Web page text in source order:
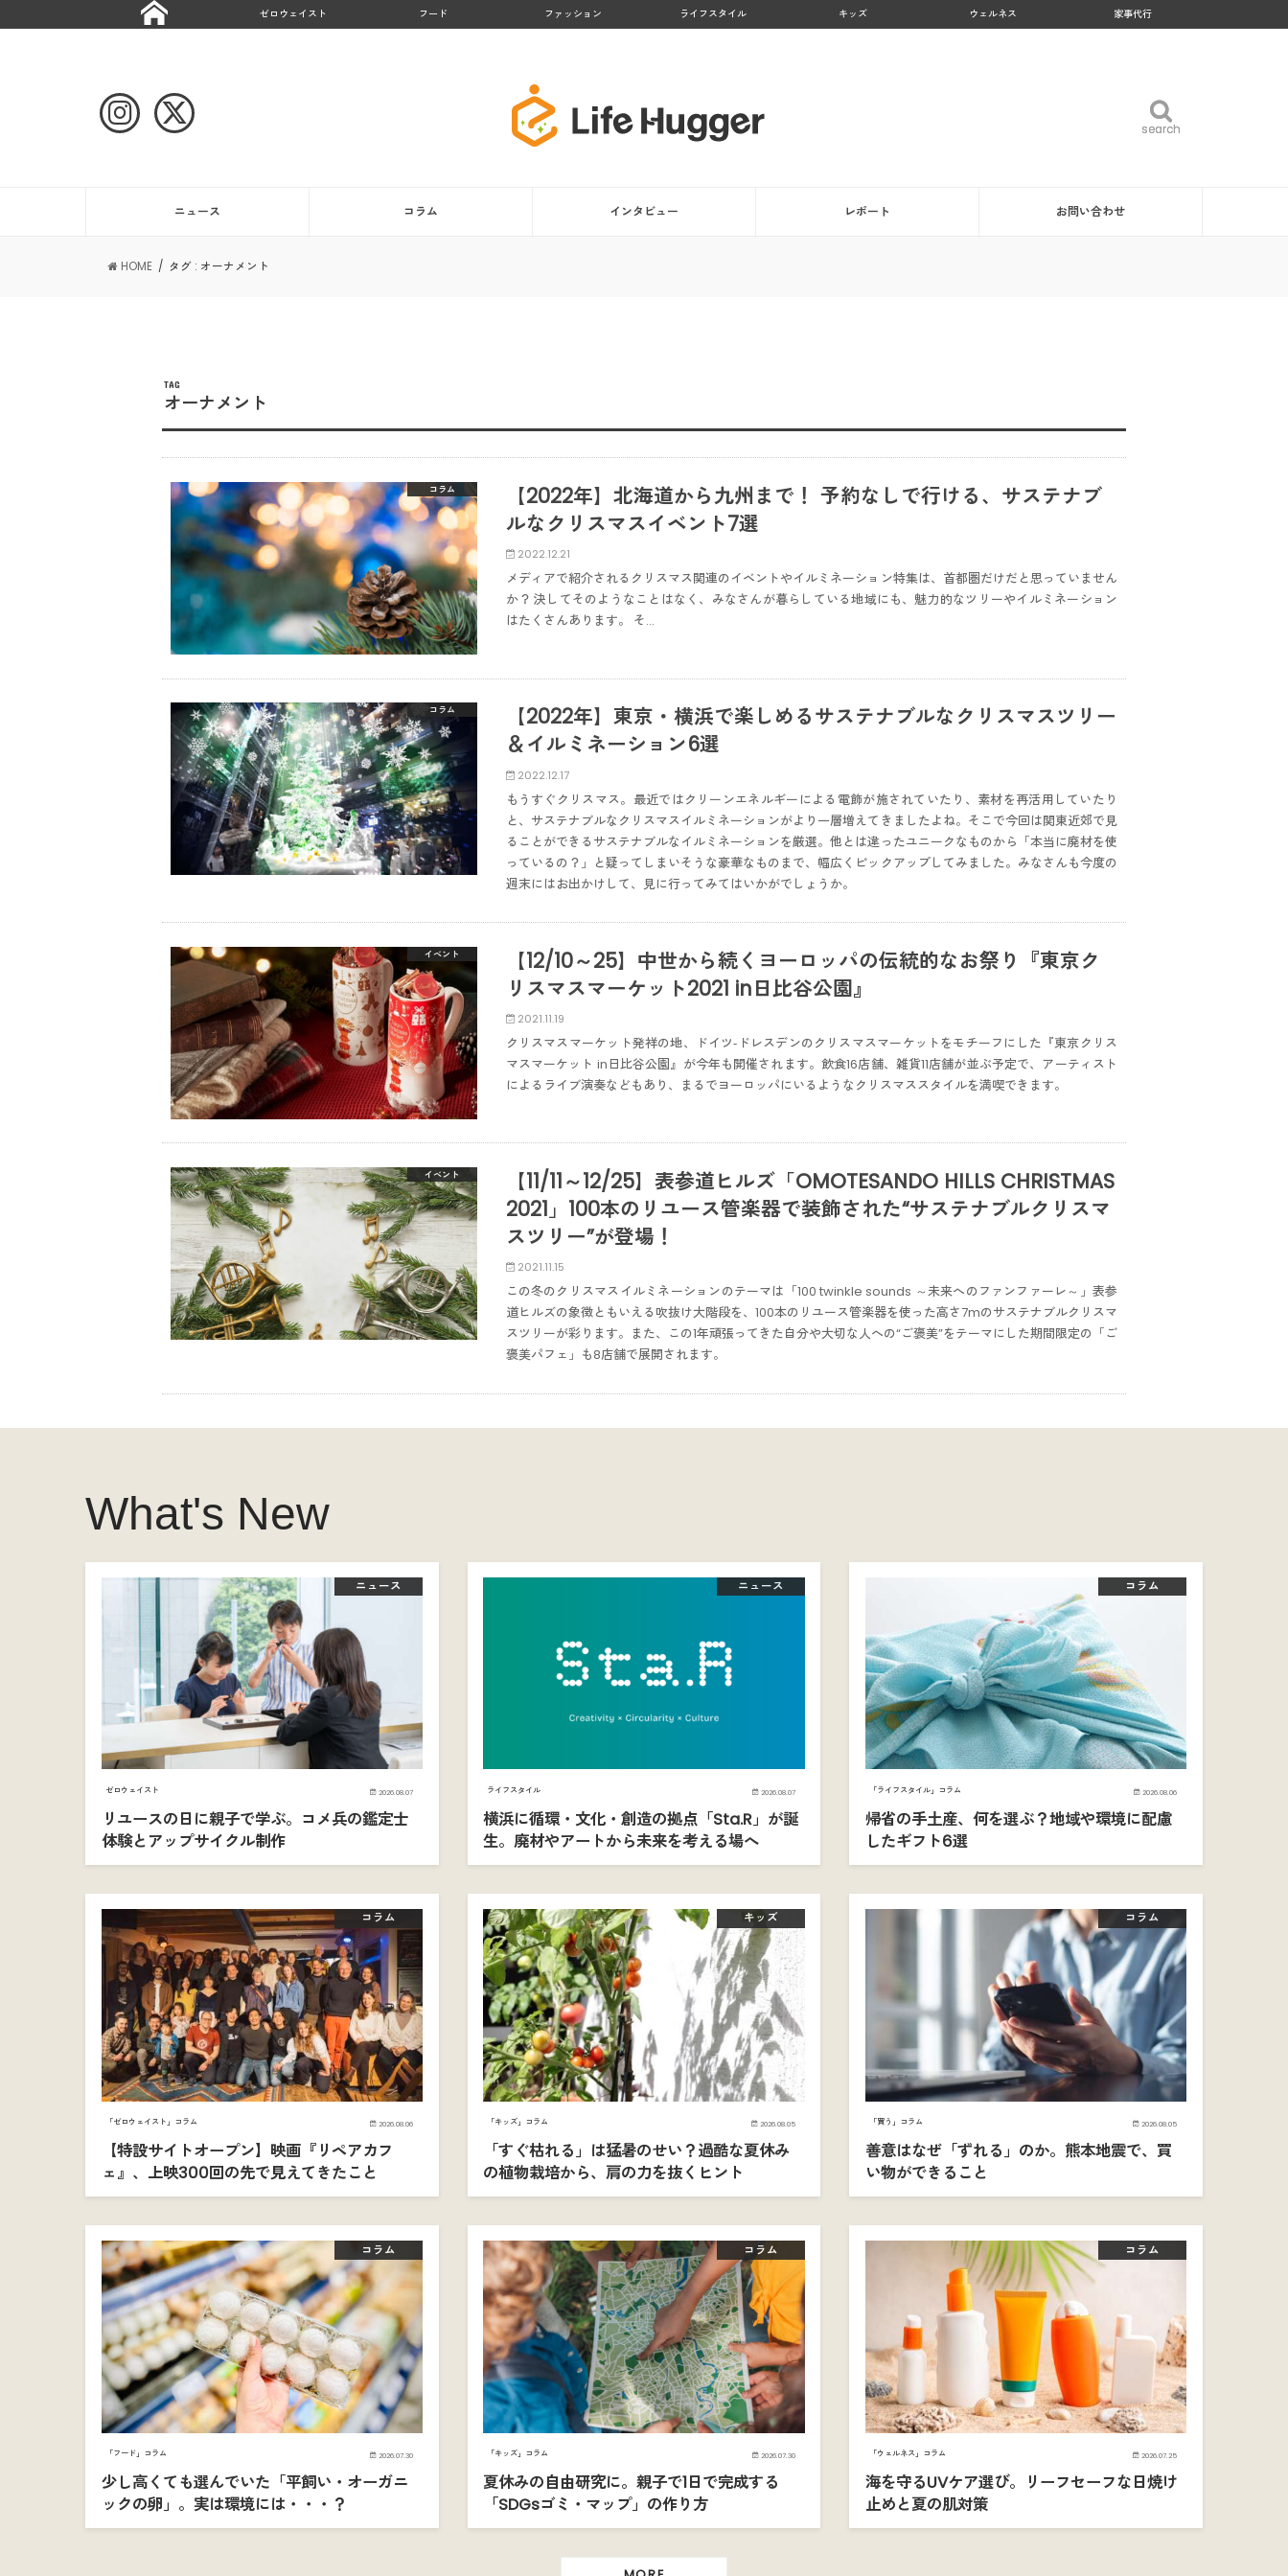
ゼロウェイスト フード ファッション ライフスタイル キッズ ウェルネス 家事代行
search
search
ニュース コラム インタビュー レポート お問い合わせ
HOME タグ : オーナメント
TAG
オーナメント
コラム
【2022年】北海道から九州まで！ 予約なしで行ける、サステナブ
ルなクリスマスイベント7選
2022.12.21
メディアで紹介されるクリスマス関連のイベントやイルミネーション特集は、首都圏だけだと思っていません
か？ 決してそのようなことはなく、みなさんが暮らしている地域にも、魅力的なツリーやイルミネーション
はたくさんあります。 そ…
コラム
【2022年】東京・横浜で楽しめるサステナブルなクリスマスツリー
＆イルミネーション6選
2022.12.17
もうすぐクリスマス。最近ではクリーンエネルギーによる電飾が施されていたり、素材を再活用していたり
と、サステナブルなクリスマスイルミネーションがより一層増えてきましたよね。そこで今回は関東近郊で見
ることができるサステナブルなイルミネーションを厳選。他とは違ったユニークなものから「本当に廃材を使
っているの？」と疑ってしまいそうな豪華なものまで、幅広くピックアップしてみました。みなさんも今度の
週末にはお出かけして、見に行ってみてはいかがでしょうか。
イベント
【12/10～25】中世から続くヨーロッパの伝統的なお祭り『東京ク
リスマスマーケット2021 in日比谷公園』
2021.11.19
クリスマスマーケット発祥の地、ドイツ‐ドレスデンのクリスマスマーケットをモチーフにした『東京クリス
マスマーケット in日比谷公園』が今年も開催されます。飲食16店舗、雑貨11店舗が並ぶ予定で、アーティスト
によるライブ演奏などもあり、まるでヨーロッパにいるようなクリスマススタイルを満喫できます。
イベント
【11/11～12/25】表参道ヒルズ「OMOTESANDO HILLS CHRISTMAS
2021」100本のリユース管楽器で装飾された“サステナブルクリスマ
スツリー”が登場！
2021.11.15
この冬のクリスマスイルミネーションのテーマは「100 twinkle sounds ～未来へのファンファーレ～」表参
道ヒルズの象徴ともいえる吹抜け大階段を、100本のリユース管楽器を使った高さ7mのサステナブルクリスマ
スツリーが彩ります。また、この1年頑張ってきた自分や大切な人への“ご褒美”をテーマにした期間限定の「ご
褒美パフェ」も8店舗で展開されます。
What's New
ニュース
ゼロウェイスト 2026.08.07
リユースの日に親子で学ぶ。コメ兵の鑑定士
体験とアップサイクル制作
ニュース
ライフスタイル 2026.08.07
横浜に循環・文化・創造の拠点「Sta.R」が誕
生。廃材やアートから未来を考える場へ
コラム
「ライフスタイル」コラム 2026.08.06
帰省の手土産、何を選ぶ？地域や環境に配慮
したギフト6選
コラム
「ゼロウェイスト」コラム 2026.08.06
【特設サイトオープン】映画『リペアカフ
ェ』、上映300回の先で見えてきたこと
キッズ
「キッズ」コラム 2026.08.05
「すぐ枯れる」は猛暑のせい？過酷な夏休み
の植物栽培から、肩の力を抜くヒント
コラム
「買う」コラム 2026.08.05
善意はなぜ「ずれる」のか。熊本地震で、買
い物ができること
コラム
「フード」コラム 2026.07.30
少し高くても選んでいた「平飼い・オーガニ
ックの卵」。実は環境には・・・？
コラム
「キッズ」コラム 2026.07.30
夏休みの自由研究に。親子で1日で完成する
「SDGsゴミ・マップ」の作り方
コラム
「ウェルネス」コラム 2026.07.25
海を守るUVケア選び。リーフセーフな日焼け
止めと夏の肌対策